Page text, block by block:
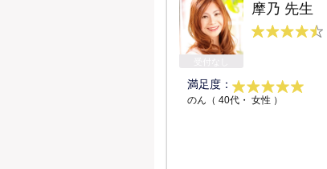
摩乃 先生
満足度：
のん（ 40代・ 女性 ）